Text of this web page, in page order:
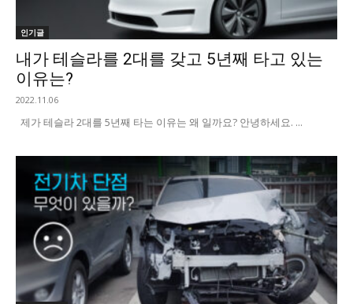
인기글
내가 테슬라를 2대를 갖고 5년째 타고 있는
이유는?
2022.11.06
제가 테슬라 2대를 5년째 타는 이유는 왜 일까요? 안녕하세요. ...